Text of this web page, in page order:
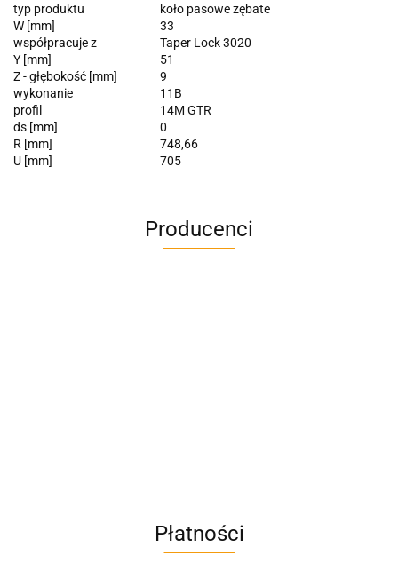
typ produktu
koło pasowe zębate
W [mm]
33
współpracuje z
Taper Lock 3020
Y [mm]
51
Z - głębokość [mm]
9
wykonanie
11B
profil
14M GTR
ds [mm]
0
R [mm]
748,66
U [mm]
705
Producenci
AC EasyLine
Płatności